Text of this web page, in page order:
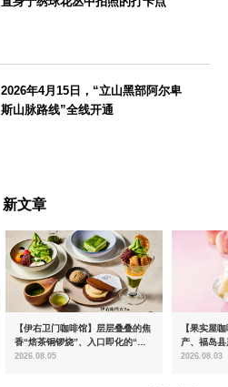
2026年4月15日，“立山黑部阿尔卑
斯山脉路线”全线开通
新文章
【伊右卫门咖啡馆】层层叠叠的焦
香“焙茶铜锣烧”、入口即化的“宇
治抹茶提拉米苏”全新登场
2026.08.05
【果实屋
产、福岛
2026.08.03